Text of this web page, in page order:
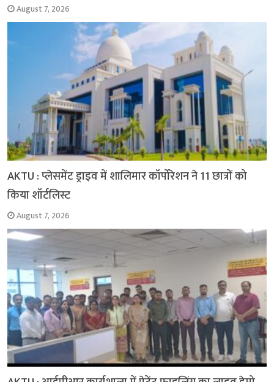
August 7, 2026
AKTU : प्लेसमेंट ड्राइव में शालिमार कॉर्पोरेशन ने 11 छात्रों को
किया शॉर्टलिस्ट
August 7, 2026